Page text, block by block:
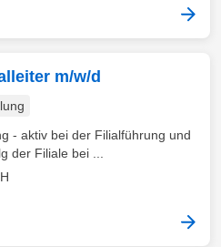
m/w/d
- aktiv bei der Filialführung und
der Filiale bei ...